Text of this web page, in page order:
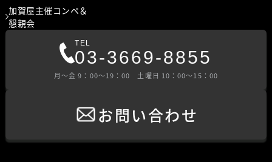
加賀屋主催コンペ＆
懇親会
TEL
03-3669-8855
⽉〜⾦ 9：00〜19：00 ⼟曜⽇ 10：00〜15：00
お問い合わせ